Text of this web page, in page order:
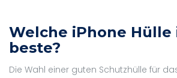
Welche iPhone Hülle
beste?
Die Wahl einer guten Schutzhülle für